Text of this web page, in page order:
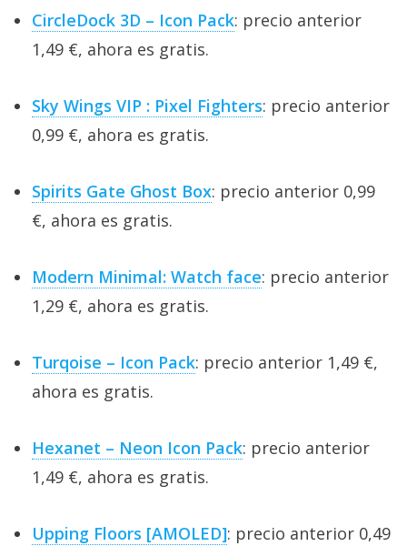
CircleDock 3D – Icon Pack: precio anterior
1,49 €, ahora es gratis.
Sky Wings VIP : Pixel Fighters: precio anterior
0,99 €, ahora es gratis.
Spirits Gate Ghost Box: precio anterior 0,99
€, ahora es gratis.
Modern Minimal: Watch face: precio anterior
1,29 €, ahora es gratis.
Turqoise – Icon Pack: precio anterior 1,49 €,
ahora es gratis.
Hexanet – Neon Icon Pack: precio anterior
1,49 €, ahora es gratis.
Upping Floors [AMOLED]: precio anterior 0,49